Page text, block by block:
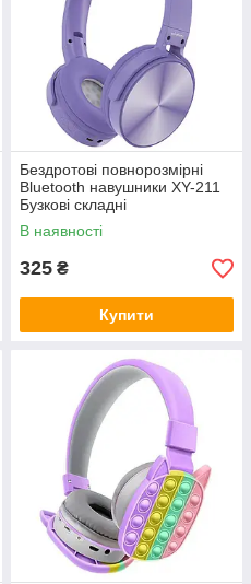
Бездротові повнорозмірні
Bluetooth навушники XY-211
Бузкові складні
В наявності
325 ₴
Купити